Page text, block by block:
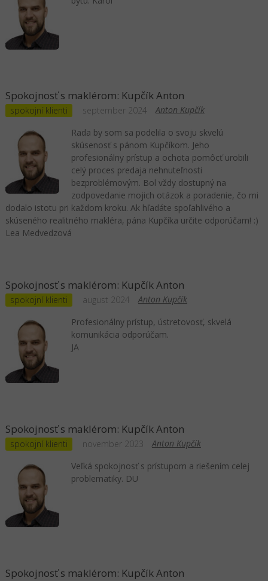
Spokojnosť s maklérom: Kupčík Anton
spokojní klienti Anton Kupčík
september 2024
Rada by som sa podelila o svoju skvelú
skúsenosť s pánom Kupčíkom. Jeho
profesionálny prístup a ochota pomôcť urobili
celý proces predaja nehnuteľnosti
bezproblémovým. Bol vždy dostupný na
zodpovedanie mojich otázok a poradenie, čo mi
dodalo istotu pri každom kroku. Ak hľadáte spoľahlivého a
skúseného realitného makléra, pána Kupčíka určite odporúčam! :)
Lea Medvedzová
Spokojnosť s maklérom: Kupčík Anton
spokojní klienti Anton Kupčík
august 2024
Profesionálny prístup, ústretovosť, skvelá
komunikácia odporúčam.
JA
Spokojnosť s maklérom: Kupčík Anton
spokojní klienti Anton Kupčík
november 2023
Veľká spokojnosť s prístupom a riešením celej
problematiky. DU
Spokojnosť s maklérom: Kupčík Anton